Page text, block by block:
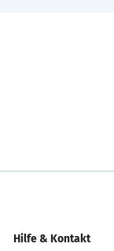
Hilfe & Kontakt